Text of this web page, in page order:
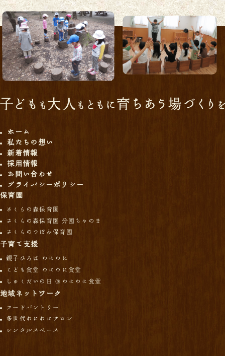
ホーム
私たちの想い
新着情報
採用情報
お問い合わせ
プライバシーポリシー
保育園
さくらの森保育園
さくらの森保育園 分園ちゃのま
さくらのつぼみ保育園
子育て支援
親子ひろば わにわに
こども食堂 わにわに食堂
しゅくだいの日 ＠わにわに食堂
地域ネットワーク
フードパントリー
多世代わにわにサロン
レンタルスペース